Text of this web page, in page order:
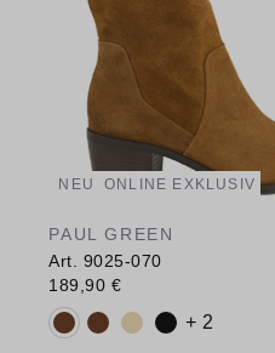
NEU ONLINE EXKLUSIV
PAUL GREEN
Art. 9025-070
189,90 €
Verfügbare Farbvarianten:
+ 2